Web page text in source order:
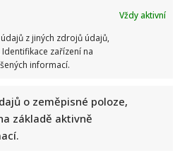
Vždy aktivní
z jiných zdrojů údajů,
zařízení na
informací.
o zeměpisné poloze,
základě aktivně
Maxim Turbulenc: Stále jezdí po
mají za sebou